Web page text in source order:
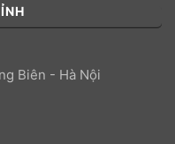
Biên - Hà Nội